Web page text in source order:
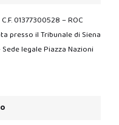
01377300528 – ROC
presso il Tribunale di Siena
legale Piazza Nazioni